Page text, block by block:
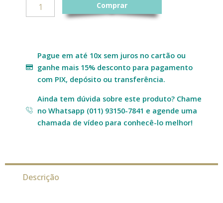
Comprar
Pague em até 10x sem juros no cartão ou
ganhe mais 15% desconto para pagamento
com PIX, depósito ou transferência.
Ainda tem dúvida sobre este produto? Chame
no Whatsapp (011) 93150-7841 e agende uma
chamada de vídeo para conhecê-lo melhor!
Descrição